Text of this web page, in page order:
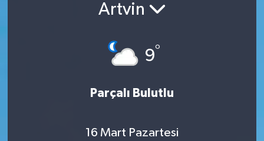
Artvin
9°
Parçalı Bulutlu
16 Mart Pazartesi